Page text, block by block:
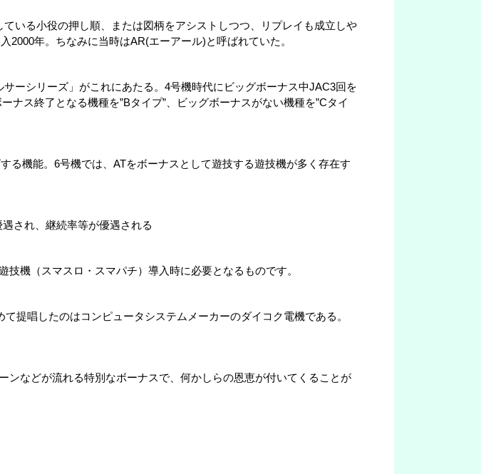
いる小役の押し順、または図柄をアシストしつつ、リプレイも成立しや
年。ちなみに当時はAR(エーアール)と呼ばれていた。
ーシリーズ」がこれにあたる。4号機時代にビッグボーナス中JAC3回を
ナス終了となる機種を”Bタイプ”、ビッグボーナスがない機種を”Cタイ
る機能。6号機では、ATをボーナスとして遊技する遊技機が多く存在す
され、継続率等が優遇される
機（スマスロ・スマパチ）導入時に必要となるものです。
提唱したのはコンピュータシステムメーカーのダイコク電機である。
などが流れる特別なボーナスで、何かしらの恩恵が付いてくることが